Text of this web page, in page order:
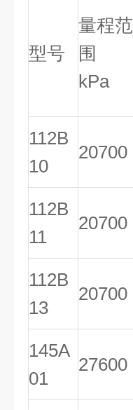
型号
量程范
围
kPa
112B
10
20700
112B
11
20700
112B
13
20700
145A
01
27600